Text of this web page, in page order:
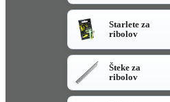
Starlete za
ribolov
Šteke za
ribolov